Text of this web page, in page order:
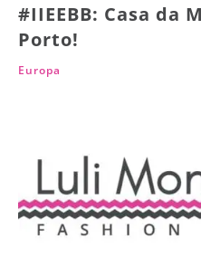
#IIEEBB: Casa da
Porto!
Europa